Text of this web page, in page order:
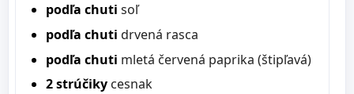
podľa chuti soľ
podľa chuti drvená rasca
podľa chuti mletá červená paprika (štipľavá)
2 strúčiky cesnak